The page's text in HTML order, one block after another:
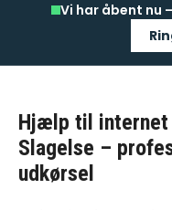
Vi har åbent nu
Hjælp til
Slagelse –
udkørsel